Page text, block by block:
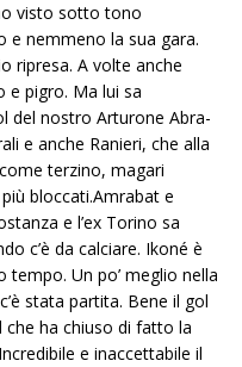
visto sotto tono
e nemmeno la sua gara.
ripresa. A volte anche
e pigro. Ma lui sa
del nostro Arturone Abra-
e anche Ranieri, che alla
terzino, magari
bloccati.Amrabat e
e l’ex Torino sa
c’è da calciare. Ikoné è
Un po’ meglio nella
stata partita. Bene il gol
ha chiuso di fatto la
e inaccettabile il